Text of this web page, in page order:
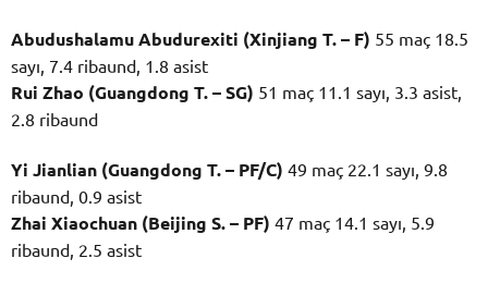
Abudushalamu Abudurexiti (Xinjiang T. – F) 55 maç 18.5
sayı, 7.4 ribaund, 1.8 asist
Rui Zhao (Guangdong T. – SG) 51 maç 11.1 sayı, 3.3 asist,
2.8 ribaund
Yi Jianlian (Guangdong T. – PF/C) 49 maç 22.1 sayı, 9.8
ribaund, 0.9 asist
Zhai Xiaochuan (Beijing S. – PF) 47 maç 14.1 sayı, 5.9
ribaund, 2.5 asist